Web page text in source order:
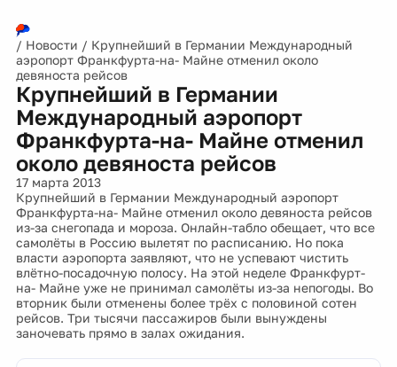
/ Новости / Крупнейший в Германии Международный
аэропорт Франкфурта-на- Майне отменил около
девяноста рейсов
Крупнейший в Германии
Международный аэропорт
Франкфурта-на- Майне отменил
около девяноста рейсов
17 марта 2013
Крупнейший в Германии Международный аэропорт
Франкфурта-на- Майне отменил около девяноста рейсов
из-за снегопада и мороза. Онлайн-табло обещает, что все
самолёты в Россию вылетят по расписанию. Но пока
власти аэропорта заявляют, что не успевают чистить
влётно-посадочную полосу. На этой неделе Франкфурт-
на- Майне уже не принимал самолёты из-за непогоды. Во
вторник были отменены более трёх с половиной сотен
рейсов. Три тысячи пассажиров были вынуждены
заночевать прямо в залах ожидания.